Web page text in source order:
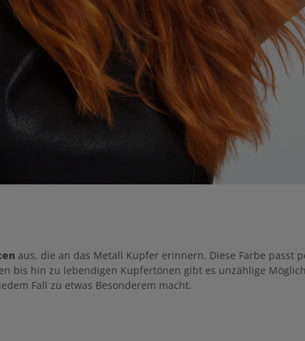
aus, die an das Metall Kupfer erinnern. Diese Farbe passt
bis hin zu lebendigen Kupfertönen gibt es unzählige
Fall zu etwas Besonderem macht.